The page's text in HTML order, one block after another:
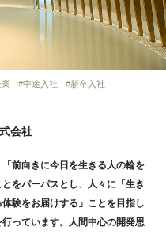
業 中途入社 新卒入社
会社
「前向きに今日を生きる人の輪を
をパーパスとし、人々に「生き
験をお届けする」ことを目指し
っています。人間中心の開発思